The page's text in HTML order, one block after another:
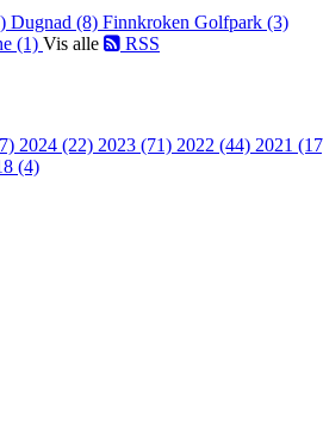
Dugnad (8) Finnkroken Golfpark (3)
(1) Vis alle RSS
2024 (22) 2023 (71) 2022 (44) 2021
(4)